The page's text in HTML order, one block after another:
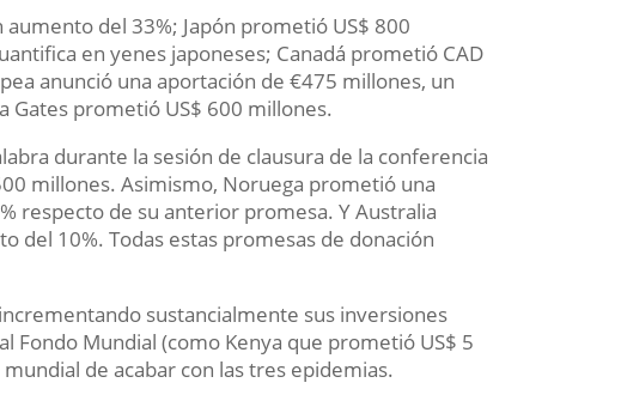
del 33%; Japón prometió US$ 800
en yenes japoneses; Canadá prometió CAD
anunció una aportación de €475 millones, un
Gates prometió US$ 600 millones.
durante la sesión de clausura de la conferencia
millones. Asimismo, Noruega prometió una
respecto de su anterior promesa. Y Australia
del 10%. Todas estas promesas de donación
sustancialmente sus inversiones
Fondo Mundial (como Kenya que prometió US$ 5
de acabar con las tres epidemias.